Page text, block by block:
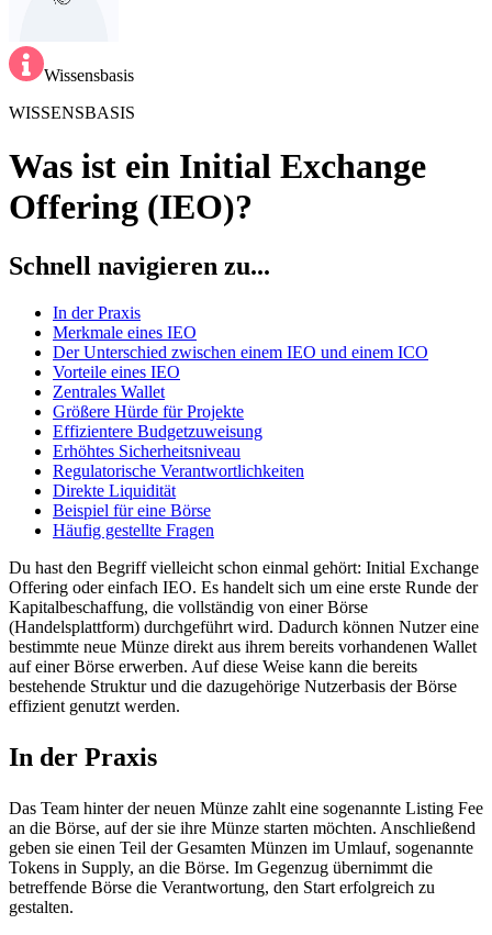
Wissensbasis
WISSENSBASIS
Was ist ein Initial Exchange
Offering (IEO)?
Schnell navigieren zu...
In der Praxis
Merkmale eines IEO
Der Unterschied zwischen einem IEO und einem ICO
Vorteile eines IEO
Zentrales Wallet
Größere Hürde für Projekte
Effizientere Budgetzuweisung
Erhöhtes Sicherheitsniveau
Regulatorische Verantwortlichkeiten
Direkte Liquidität
Beispiel für eine Börse
Häufig gestellte Fragen
Du hast den Begriff vielleicht schon einmal gehört: Initial Exchange
Offering oder einfach IEO. Es handelt sich um eine erste Runde der
Kapitalbeschaffung, die vollständig von einer Börse
(Handelsplattform) durchgeführt wird. Dadurch können Nutzer eine
bestimmte neue Münze direkt aus ihrem bereits vorhandenen Wallet
auf einer Börse erwerben. Auf diese Weise kann die bereits
bestehende Struktur und die dazugehörige Nutzerbasis der Börse
effizient genutzt werden.
In der Praxis
Das Team hinter der neuen Münze zahlt eine sogenannte Listing Fee
an die Börse, auf der sie ihre Münze starten möchten. Anschließend
geben sie einen Teil der Gesamten Münzen im Umlauf, sogenannte
Tokens in Supply, an die Börse. Im Gegenzug übernimmt die
betreffende Börse die Verantwortung, den Start erfolgreich zu
gestalten.